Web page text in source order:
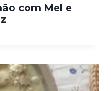
com Mel e